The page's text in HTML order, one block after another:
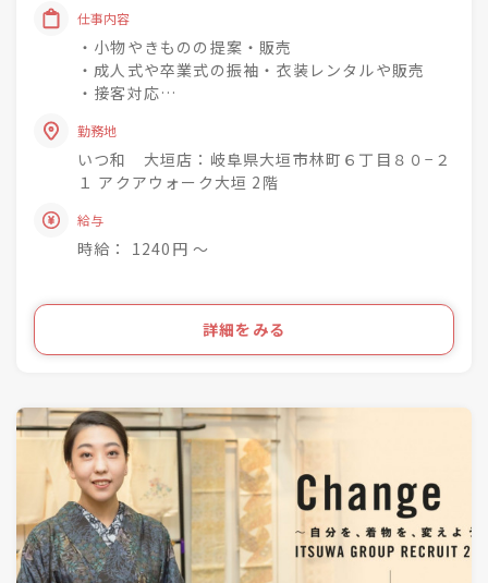
「一人でも多く、一度でも多く、
着物着姿を増やしていく」
という理念を掲げています♪
興味関心を深めながら
成長できる社風◎
「いつ和」29店舗
「いつ和・ふるーれ」4店舗
「成人式サロンKiRARA（振袖専門）」 4店舗
「きものの相談窓口MATSUYA」1店舗
●・○・●・○・●・○・●・〇
仕事内容
・小物やきものの提案・販売
・成人式や卒業式の振袖・衣装レンタルや販売
・接客対応
・おでかけ会 / 着付け教室 / お手入れ相談会のご
案内
お客様のそんな疑問や不安を解消して差し上げて
きものをより身近に、気軽に、そして楽しんで頂
ライフスタイルの多様化を実現するのが私たちの
勤務地
いつ和 大垣店：岐阜県大垣市林町６丁目８０−２
１ アクアウォーク大垣 2階
給与
時給： 1240円 〜
詳細をみる